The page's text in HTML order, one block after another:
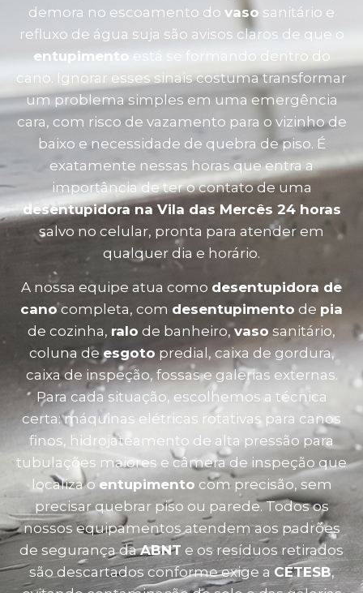
demora no escoamento do vaso sanitário e
refluxo de água suja são avisos claros de que o
entupimento está se formando dentro do
cano. Ignorar esses sinais costuma transformar
um problema simples em uma emergência
cara, com risco de vazamento para o vizinho de
baixo e necessidade de quebra de piso. É
exatamente nessas horas que entra a
importância de ter o contato de uma
desentupidora na Vila das Mercês 24 horas
salvo no celular, pronta para atender em
qualquer dia e horário.
A nossa equipe atua como desentupidora de
canocompleta, com desentupimento de pia
de cozinha, ralo de banheiro,vaso sanitário,
coluna deesgoto predial, caixa de gordura,
caixa de inspeção, fossas e galerias externas.
Para cada situação, escolhemos a técnica
certa: máquinas elétricas rotativas para canos
finos, hidrojateamento de alta pressão para
tubulações maiores e câmera de inspeção que
localiza o entupimento com precisão, sem
precisar quebrar piso ou parede. Todos os
nossos equipamentos atendem aos padrões
de segurança daABNT e os resíduos retirados
são descartados conforme exige aCETESB,